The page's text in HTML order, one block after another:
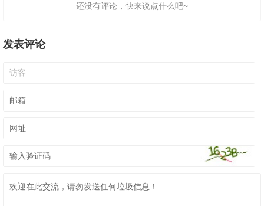
还没有评论，快来说点什么吧~
发表评论